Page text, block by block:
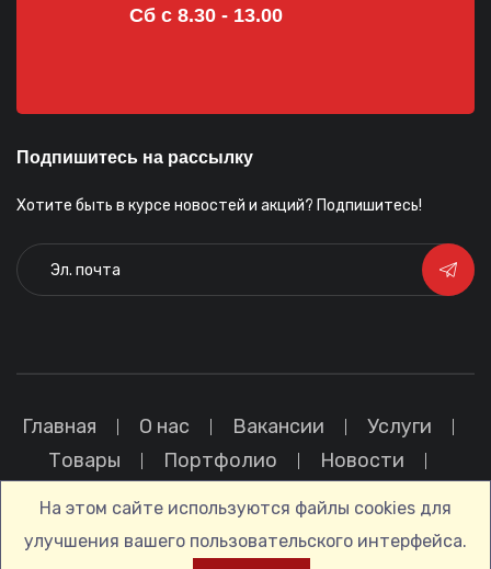
Сб с 8.30 - 13.00
Подпишитесь на рассылку
Хотите быть в курсе новостей и акций? Подпишитесь!
Главная О нас Вакансии
Услуги
Товары
Портфолио
Новости
Политика конфиденциальности
На этом сайте используются файлы cookies для
улучшения вашего пользовательского интерфейса.